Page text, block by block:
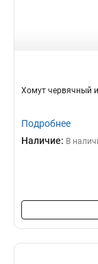
Хомут червячный
Подробнее
Наличие: В